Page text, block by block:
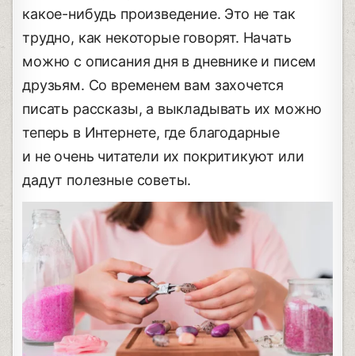
какое-нибудь произведение. Это не так
трудно, как некоторые говорят. Начать
можно с описания дня в дневнике и писем
друзьям. Со временем вам захочется
писать рассказы, а выкладывать их можно
теперь в Интернете, где благодарные
и не очень читатели их покритикуют или
дадут полезные советы.